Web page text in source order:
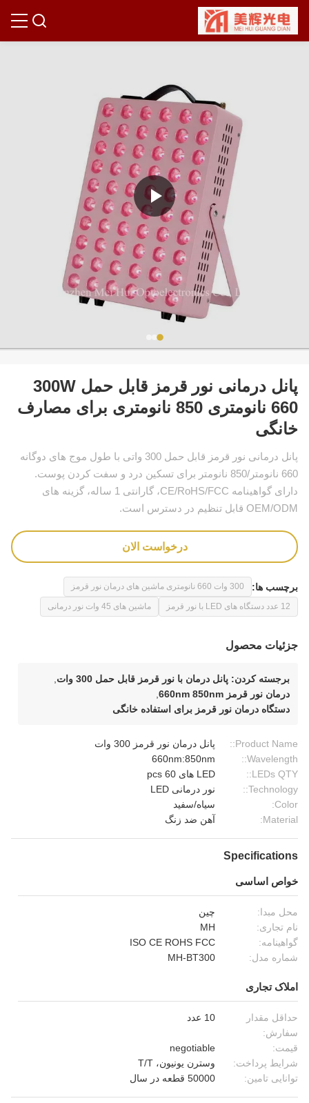
پانل درمانی نور قرمز قابل حمل 300W
660 نانومتری 850 نانومتری برای مصارف
خانگی
پانل درمانی نور قرمز قابل حمل 300 واتی با طول موج های دوگانه
660 نانومتر/850 نانومتر برای تسکین درد و سفت کردن پوست.
دارای گواهینامه CE/RoHS/FCC، گارانتی 1 ساله، گزینه های
OEM/ODM قابل تنظیم در دسترس است.
درخواست الان
برچسب ها: 300 وات 660 نانومتری ماشین های درمان نور قرمز
12 عدد دستگاه های LED با نور قرمز ماشین های 45 وات نور درمانی
جزئیات محصول
برجسته کردن: پانل درمان با نور قرمز قابل حمل 300 وات
درمان نور قرمز 660nm 850nm
دستگاه درمان نور قرمز برای استفاده خانگی
Product Name::
پانل درمان نور قرمز 300 وات
Wavelength::
660nm:850nm
LEDs QTY::
LED های 60 pcs
Technology::
نور درمانی LED
Color:
سیاه/سفید
Material:
آهن ضد زنگ
Specifications
خواص اساسی
محل مبدا:
چین
نام تجاری:
MH
گواهینامه:
ISO CE ROHS FCC
شماره مدل:
MH-BT300
املاک تجاری
حداقل مقدار
سفارش:
10 عدد
قیمت:
negotiable
شرایط پرداخت:
وسترن یونیون، T/T
توانایی تامین:
50000 قطعه در سال